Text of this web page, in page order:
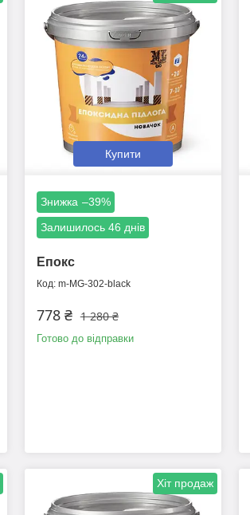
Купити
–39%
Залишилось 46 днів
Епокс
m-MG-302-black
1 280 ₴
778 ₴
Готово до відправки
Хіт продаж